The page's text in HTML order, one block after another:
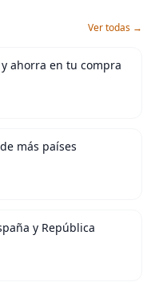
Ver todas →
ahorra en tu compra
más países
y República